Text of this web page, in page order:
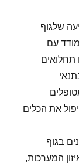
שלגוף
עם
תחלואים
את הכלים
בגוף
המערכות,